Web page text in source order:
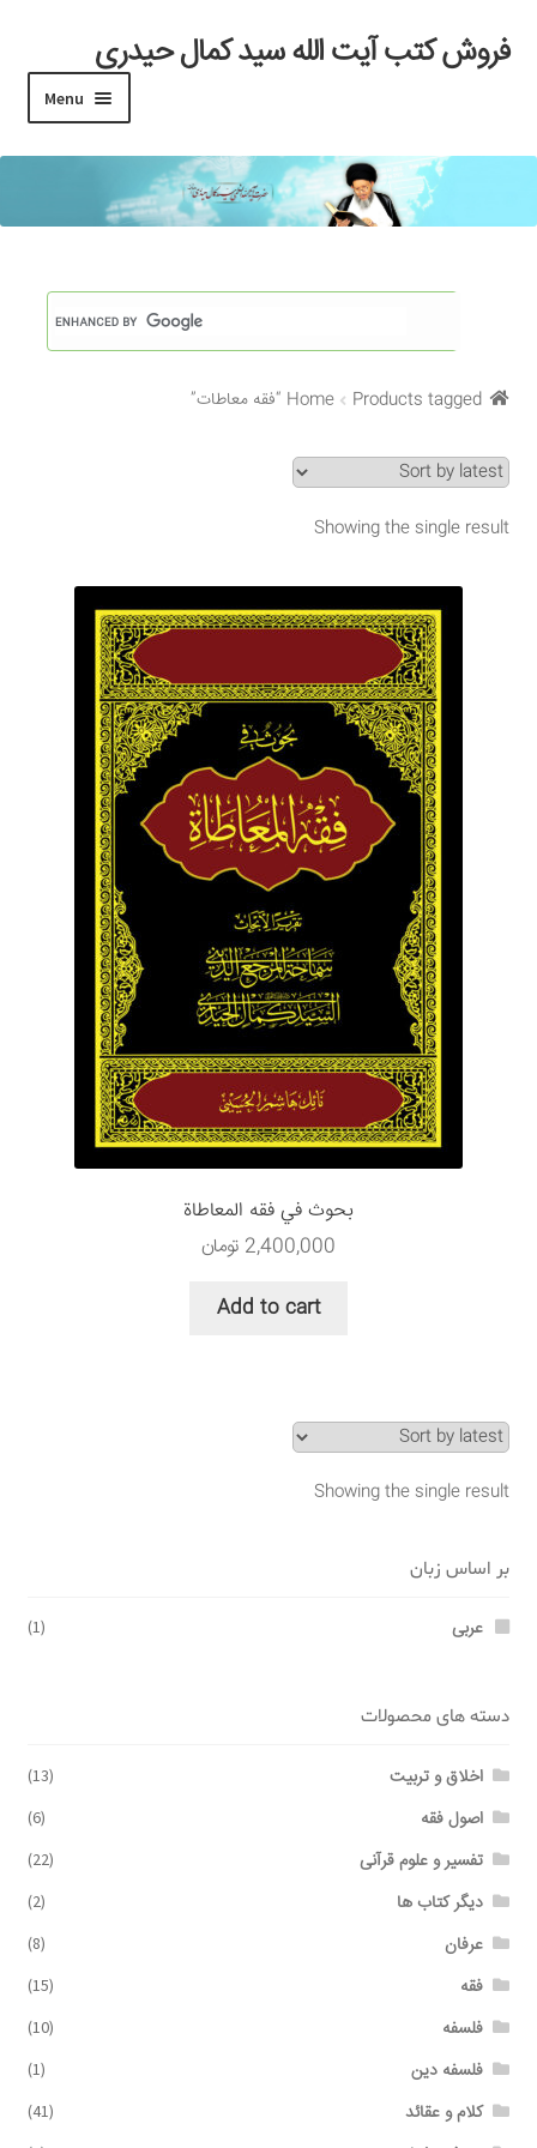
Skip
to
Skip
to
فروش کتب آیت الله سید کمال حیدری
Menu
خانه
#97 (بدون عنوان)
Checkout
My account
Search Results
Shop
برگه نمونه
تماس با ما
ثبت شکایات
حساب کاربری من
سبد خرید
قوانین و مقررات
Home Products tagged “فقه معاطات”
Showing the single result
بحوث في فقه المعاطاة
2,400,000 تومان
Add to cart
Showing the single result
بر اساس زبان
عربی (1)
دسته های محصولات
اخلاق و تربیت (13)
اصول فقه (6)
تفسیر و علوم قرآنی (22)
دیگر کتاب ها (2)
عرفان (8)
فقه (15)
فلسفه (10)
فلسفه دین (1)
کلام و عقائد (41)